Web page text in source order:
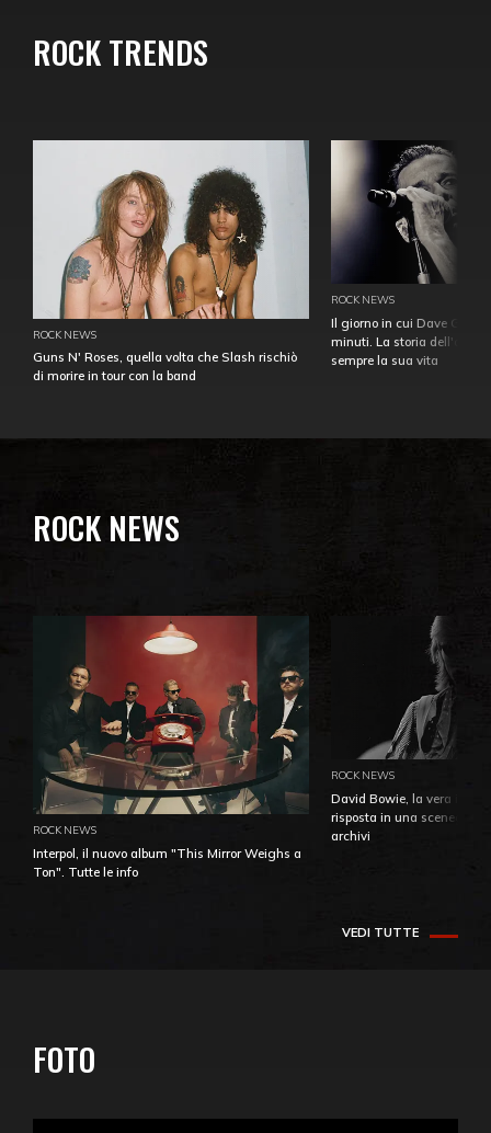
ROCK TRENDS
ROCK NEWS
Guns N' Roses, quella volta che Slash rischiò
di morire in tour con la band
ROCK NEWS
Il giorno in cui Dave
minuti. La storia
sempre la sua vita
ROCK NEWS
ROCK NEWS
Interpol, il nuovo album "This Mirror Weighs a
Ton". Tutte le info
ROCK NEWS
David Bowie, la vera
risposta in una
archivi
VEDI TUTTE
FOTO